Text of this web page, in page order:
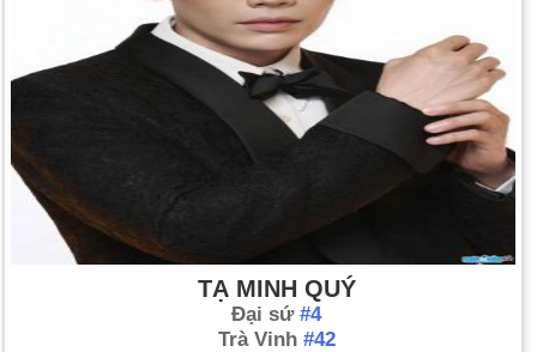
TẠ MINH QUÝ
Đại sứ #4
Trà Vinh #42